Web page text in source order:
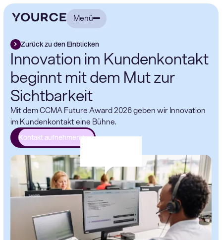
Menü
Zurück zu den Einblicken
Innovation im Kundenkontakt
beginnt mit dem Mut zur
Sichtbarkeit
Mit dem CCMA Future Award 2026 geben wir Innovation
im Kundenkontakt eine Bühne.
Kontakt aufnehmen